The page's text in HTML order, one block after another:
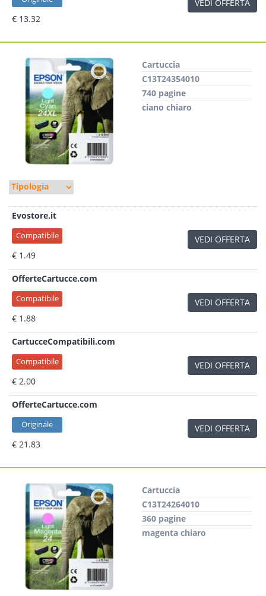
€ 13.32
VEDI OFFERTA
Cartuccia
C13T24354010
740 pagine
ciano chiaro
Evostore.it
Compatibile
€ 1.49
VEDI OFFERTA
OfferteCartucce.com
Compatibile
€ 1.88
VEDI OFFERTA
CartucceCompatibili.com
Compatibile
€ 2.00
VEDI OFFERTA
OfferteCartucce.com
Originale
€ 21.83
VEDI OFFERTA
Cartuccia
C13T24264010
360 pagine
magenta chiaro